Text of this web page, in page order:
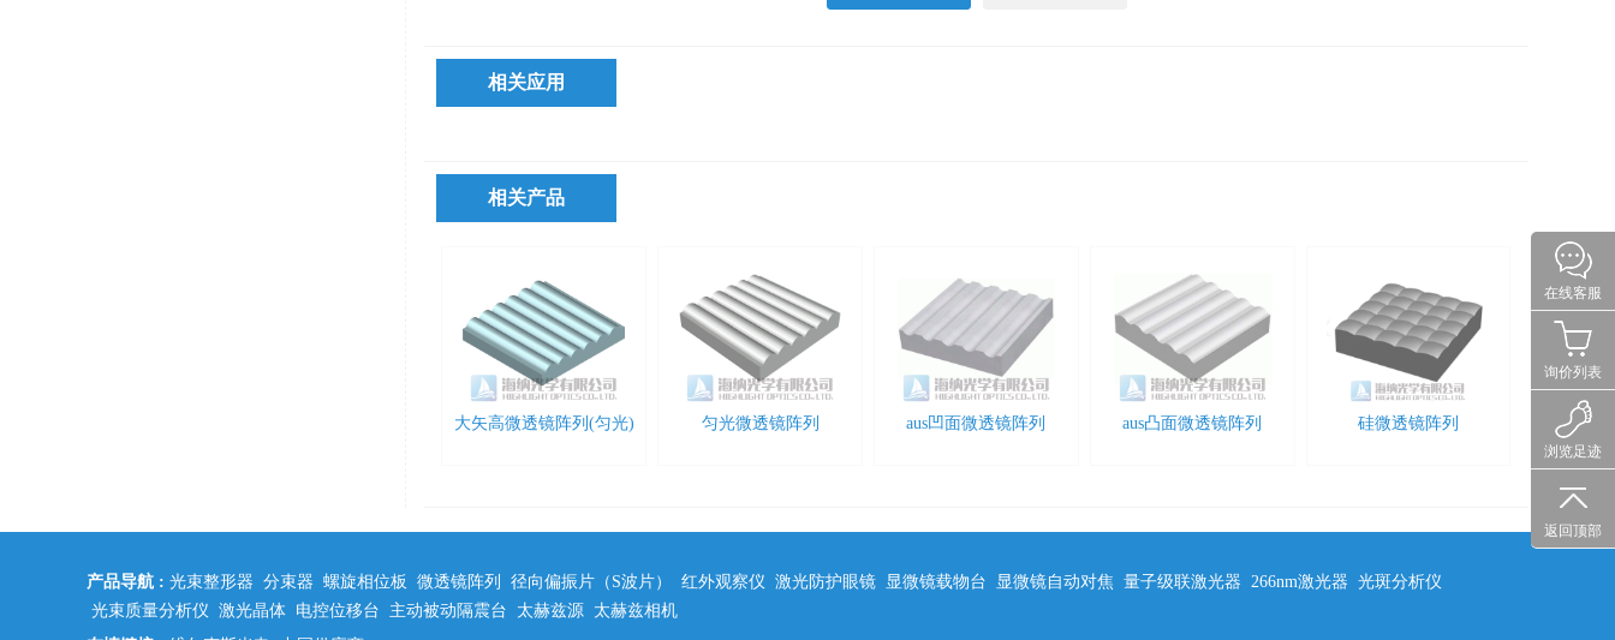
相关应用
相关产品
大矢高微透镜阵列(匀光) 匀光微透镜阵列 aus凹面微透镜阵列 aus凸面微透镜阵列 硅微透镜阵列
产品导航 : 光束整形器 分束器 螺旋相位板 微透镜阵列 径向偏振片（S波片） 红外观察仪 激光防护眼镜 显微镜载物台 显微镜自动对焦 量子级联激光器 266nm激光器 光斑分析仪
光束质量分析仪 激光晶体 电控位移台 主动被动隔震台 太赫兹源 太赫兹相机
在线客服
询价列表
浏览足迹
返回顶部